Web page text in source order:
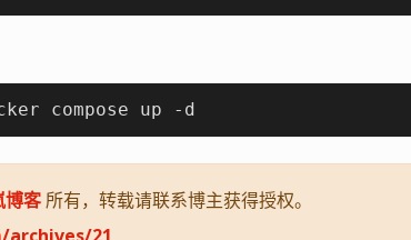
compose up -d
博客 所有，转载请联系博主获得授权。